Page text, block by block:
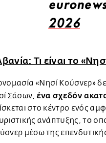
2026
Τι είναι το
«Νησί Κούσνερ»
Σάσων, ένα σχεδόν
στο κέντρο ενός
ανάπτυξης, το
μέσω της